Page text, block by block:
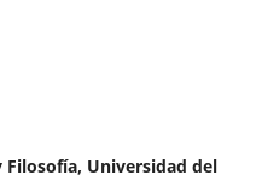
Universidad del